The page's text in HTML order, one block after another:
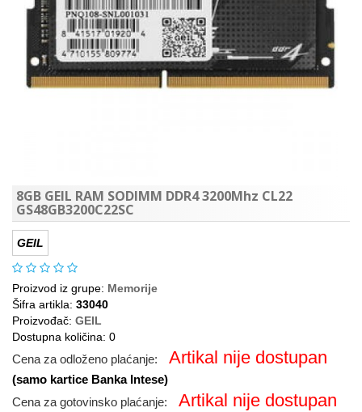
8GB GEIL RAM SODIMM DDR4 3200Mhz CL22
GS48GB3200C22SC
GEIL
Proizvod iz grupe: Memorije
Šifra artikla: 33040
Proizvođač: GEIL
Dostupna količina: 0
Cena za odloženo plaćanje: Artikal nije dostupan
(samo kartice Banka Intese)
Cena za gotovinsko plaćanje:
Artikal nije dostupan